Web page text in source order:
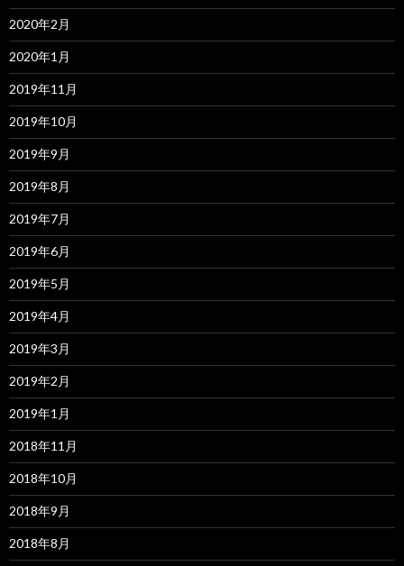
2020年2月
2020年1月
2019年11月
2019年10月
2019年9月
2019年8月
2019年7月
2019年6月
2019年5月
2019年4月
2019年3月
2019年2月
2019年1月
2018年11月
2018年10月
2018年9月
2018年8月